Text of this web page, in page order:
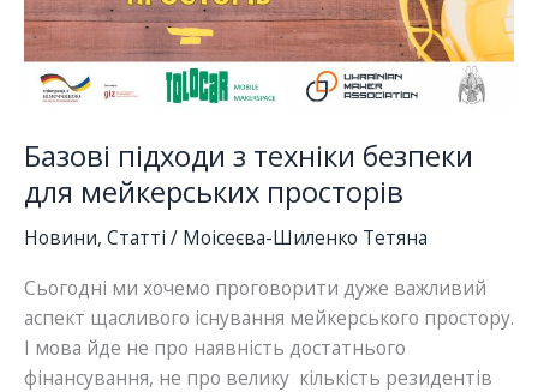
Базові підходи з техніки безпеки
для мейкерських просторів
Новини, Статті / Моісеєва-Шиленко Тетяна
Сьогодні ми хочемо проговорити дуже важливий
аспект щасливого існування мейкерського простору.
І мова йде не про наявність достатнього
фінансування, не про велику кількість резидентів